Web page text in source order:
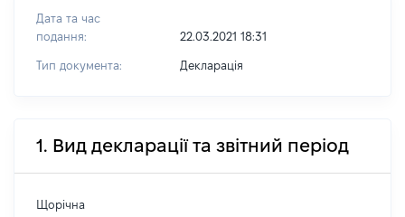
Дата та час
подання:
22.03.2021 18:31
Тип документа: Декларація
1. Вид декларації та звітний період
Щорічна